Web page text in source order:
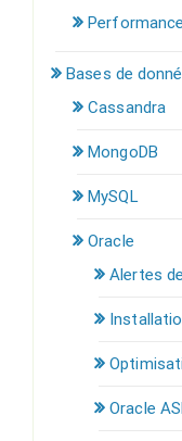
Performance
Bases de
Cassandra
MongoDB
MySQL
Oracle
Alertes
Oracle